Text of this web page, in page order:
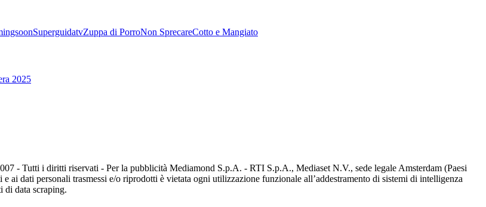
SuperguidatvZuppa di PorroNon SprecareCotto e Mangiato
2025
- Tutti i diritti riservati - Per la pubblicità Mediamond S.p.A. - RTI S.p.A., Mediaset N.V., sede legale Amsterdam (Paesi
e ai dati personali trasmessi e/o riprodotti è vietata ogni utilizzazione funzionale all’addestramento di sistemi di intelligenza
di data scraping.